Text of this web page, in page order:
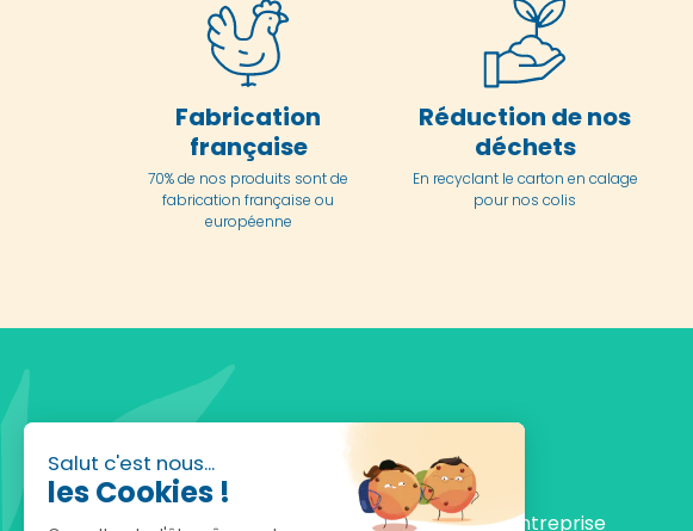
Salut c'est nous...
les Cookies !
Fabrication
française
70% de nos produits sont de
fabrication française ou
européenne
Réduction de nos
déchets
En recyclant le carton en calage
pour nos colis
Fondée en 2010, achatnature.com est une entreprise